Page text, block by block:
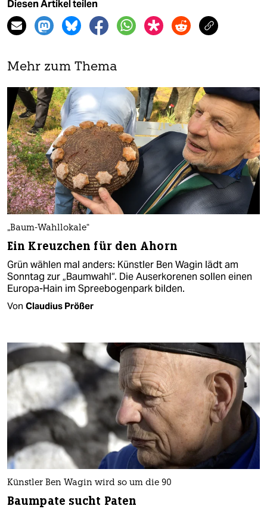
Diesen Artikel teilen
Mehr zum Thema
„Baum-Wahllokale“
Ein Kreuzchen für den Ahorn
Grün wählen mal anders: Künstler Ben Wagin lädt am
Sonntag zur „Baumwahl“. Die Auserkorenen sollen einen
Europa-Hain im Spreebogenpark bilden.
Von Claudius Prößer
Künstler Ben Wagin wird so um die 90
Baumpate sucht Paten